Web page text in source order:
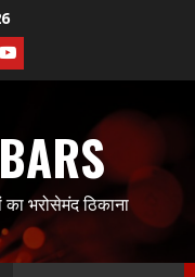
Youtube
भरोसेमंद ठिकाना